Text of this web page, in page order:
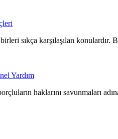
sıkça karşılaşılan
Yardım
haklarını savunmaları